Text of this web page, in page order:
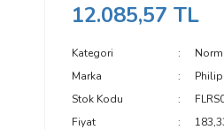
12.085,57 TL
Kategori
Marka
Stok Kodu
Fiyat